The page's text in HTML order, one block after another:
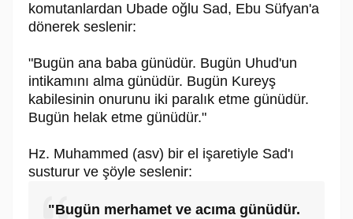
komutanlardan Ubade oğlu Sad, Ebu Süfyan'a
dönerek seslenir:
"Bugün ana baba günüdür. Bugün Uhud'un
intikamını alma günüdür. Bugün Kureyş
kabilesinin onurunu iki paralık etme günüdür.
Bugün helak etme günüdür."
Hz. Muhammed (asv) bir el işaretiyle Sad'ı
susturur ve şöyle seslenir:
"Bugün merhamet ve acıma günüdür.